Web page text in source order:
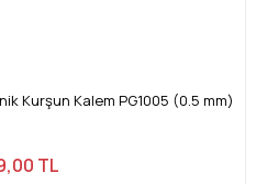
Kurşun Kalem PG1005 (0.5 mm)
TL